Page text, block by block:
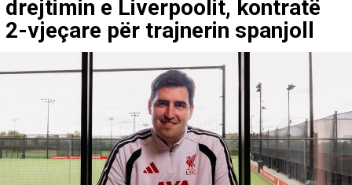
drejtimin e Liverpoolit, kontratë
2-vjeçare për trajnerin spanjoll